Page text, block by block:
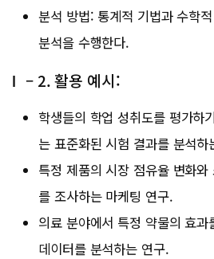
분석 방법: 통계적 기법과 수학
분석을 수행한다.
Ⅰ – 2. 활용 예시:
학생들의 학업 성취도를 평가하
는 표준화된 시험 결과를 분석하
특정 제품의 시장 점유율 변화
를 조사하는 마케팅 연구.
의료 분야에서 특정 약물의 효
데이터를 분석하는 연구.